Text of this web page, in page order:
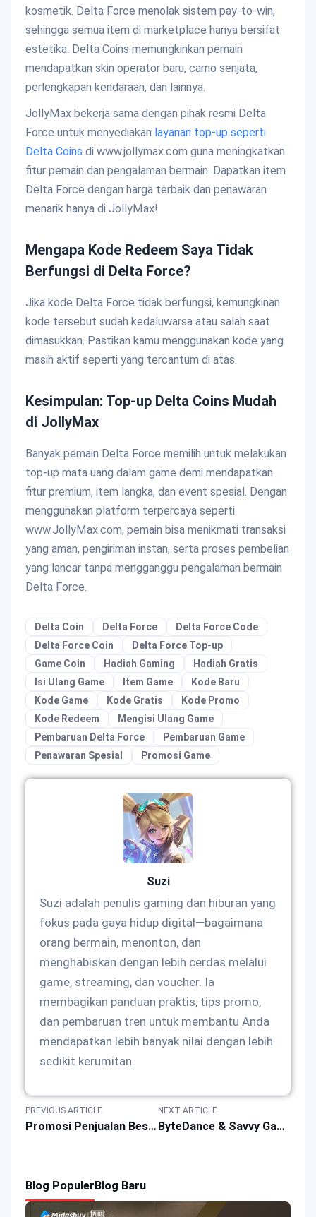
kosmetik. Delta Force menolak sistem pay-to-win,
sehingga semua item di marketplace hanya bersifat
estetika. Delta Coins memungkinkan pemain
mendapatkan skin operator baru, camo senjata,
perlengkapan kendaraan, dan lainnya.
JollyMax bekerja sama dengan pihak resmi Delta
Force untuk menyediakan layanan top-up seperti
Delta Coins di www.jollymax.com guna meningkatkan
fitur pemain dan pengalaman bermain. Dapatkan item
Delta Force dengan harga terbaik dan penawaran
menarik hanya di JollyMax!
Mengapa Kode Redeem Saya Tidak
Berfungsi di Delta Force?
Jika kode Delta Force tidak berfungsi, kemungkinan
kode tersebut sudah kedaluwarsa atau salah saat
dimasukkan. Pastikan kamu menggunakan kode yang
masih aktif seperti yang tercantum di atas.
Kesimpulan: Top-up Delta Coins Mudah
di JollyMax
Banyak pemain Delta Force memilih untuk melakukan
top-up mata uang dalam game demi mendapatkan
fitur premium, item langka, dan event spesial. Dengan
menggunakan platform terpercaya seperti
www.JollyMax.com, pemain bisa menikmati transaksi
yang aman, pengiriman instan, serta proses pembelian
yang lancar tanpa mengganggu pengalaman bermain
Delta Force.
Delta Coin Delta Force
Delta Force Code
Delta Force Coin
Delta Force Top-up
Game Coin
Hadiah Gaming
Hadiah Gratis
Isi Ulang Game
Item Game
Kode Baru
Kode Game
Kode Gratis
Kode Promo
Kode Redeem
Mengisi Ulang Game
Pembaruan Delta Force
Pembaruan Game
Penawaran Spesial
Promosi Game
Suzi
Suzi adalah penulis gaming dan hiburan yang
fokus pada gaya hidup digital—bagaimana
orang bermain, menonton, dan
menghabiskan dengan lebih cerdas melalui
game, streaming, dan voucher. Ia
membagikan panduan praktis, tips promo,
dan pembaruan tren untuk membantu Anda
mendapatkan lebih banyak nilai dengan lebih
sedikit kerumitan.
PREVIOUS ARTICLE
Promosi Penjualan Besar-besaran untuk Game MLBB: Skin Gratis & Diskon Top-up
NEXT ARTICLE
ByteDance & Savvy Games Sepakati Kesepakatan Game Mobile Moonton Senilai $6-7 Miliar
Blog PopulerBlog Baru